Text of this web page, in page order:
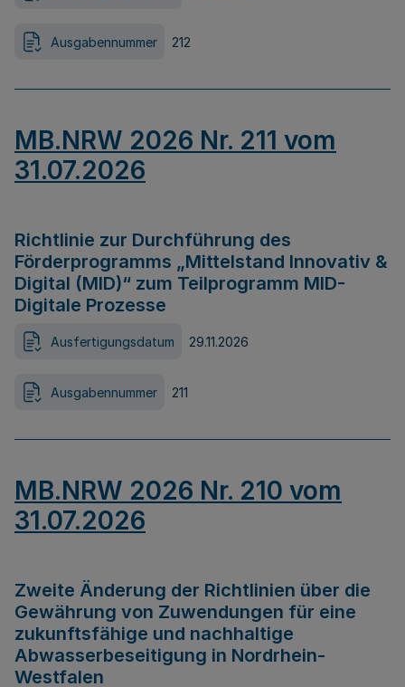
Ausgabennummer 212
MB.NRW 2026 Nr. 211 vom
31.07.2026
Richtlinie zur Durchführung des
Förderprogramms „Mittelstand Innovativ &
Digital (MID)“ zum Teilprogramm MID-
Digitale Prozesse
Ausfertigungsdatum 29.11.2026
Ausgabennummer 211
MB.NRW 2026 Nr. 210 vom
31.07.2026
Zweite Änderung der Richtlinien über die
Gewährung von Zuwendungen für eine
zukunftsfähige und nachhaltige
Abwasserbeseitigung in Nordrhein-
Westfalen